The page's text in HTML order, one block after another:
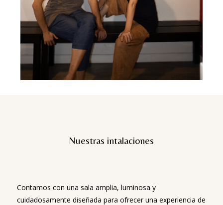
Nuestras intalaciones
Contamos con una sala amplia, luminosa y
cuidadosamente diseñada para ofrecer una experiencia de